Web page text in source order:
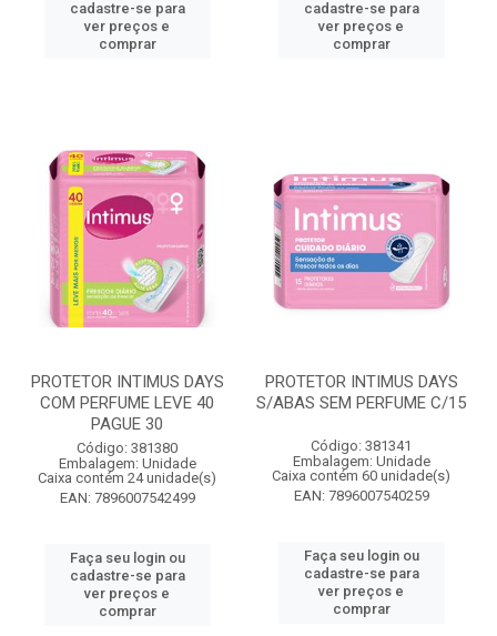
cadastre-se para
ver preços e
comprar
cadastre-se para
ver preços e
comprar
PROTETOR INTIMUS DAYS
COM PERFUME LEVE 40
PAGUE 30
Código: 381380
Embalagem: Unidade
Caixa contém 24 unidade(s)
EAN: 7896007542499
Faça seu login ou
cadastre-se para
ver preços e
comprar
PROTETOR INTIMUS DAYS
S/ABAS SEM PERFUME C/15
Código: 381341
Embalagem: Unidade
Caixa contém 60 unidade(s)
EAN: 7896007540259
Faça seu login ou
cadastre-se para
ver preços e
comprar